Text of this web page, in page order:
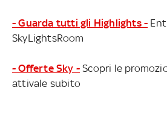
- Guarda tutti gli Highlights -
SkyLightsRoom
- Offerte Sky - Scopri le
attivale subito